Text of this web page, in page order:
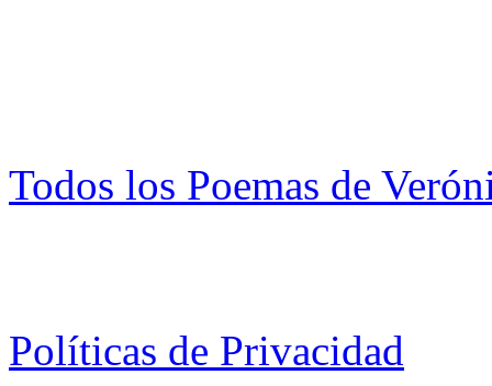
Todos los Poemas de
Políticas de Privacidad